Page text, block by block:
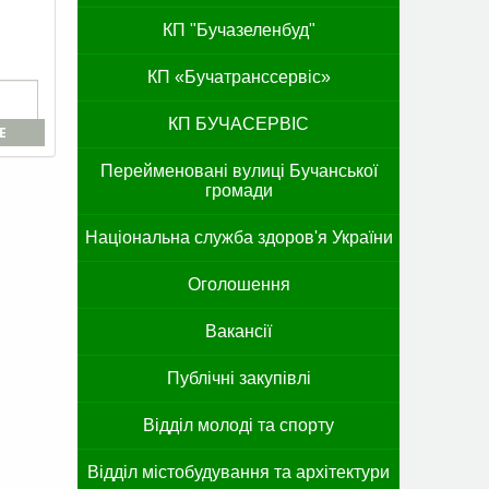
КП "Бучазеленбуд"
КП «Бучатранссервіс»
КП БУЧАСЕРВІС
Перейменовані вулиці Бучанської
громади
Національна служба здоров'я України
Оголошення
Вакансії
Публічні закупівлі
Відділ молоді та спорту
Відділ містобудування та архітектури